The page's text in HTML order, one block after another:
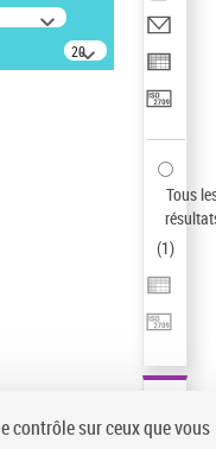
20
résultats/page
Tous
(1)
contrôle sur ceux que vous